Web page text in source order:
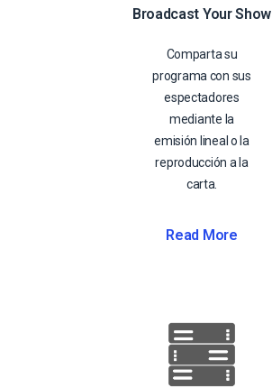
Broadcast Your Show
Comparta su
programa con sus
espectadores
mediante la
emisión lineal o la
reproducción a la
carta.
Read More